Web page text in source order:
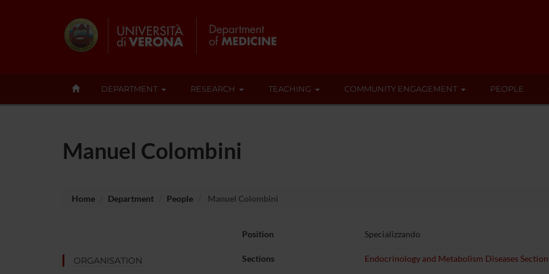
DEPARTMENT RESEARCH TEACHING COMMUNITY ENGAGEMENT PEOPLE
Manuel Colombini
Home Department People Manuel Colombini
ORGANISATION
Position Specializzando
Sections Endocrinology and Metabolism Diseases Section